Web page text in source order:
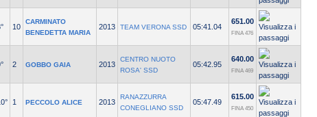
10
CARMINATO
BENEDETTA MARIA
2013 TEAM VERONA SSD 05:41.04
651.00
FINA 476
2 GOBBO GAIA 2013
CENTRO NUOTO
ROSA' SSD
05:42.95
640.00
FINA 469
1 PECCOLO ALICE 2013
RANAZZURRA
CONEGLIANO SSD
05:47.49
615.00
FINA 450